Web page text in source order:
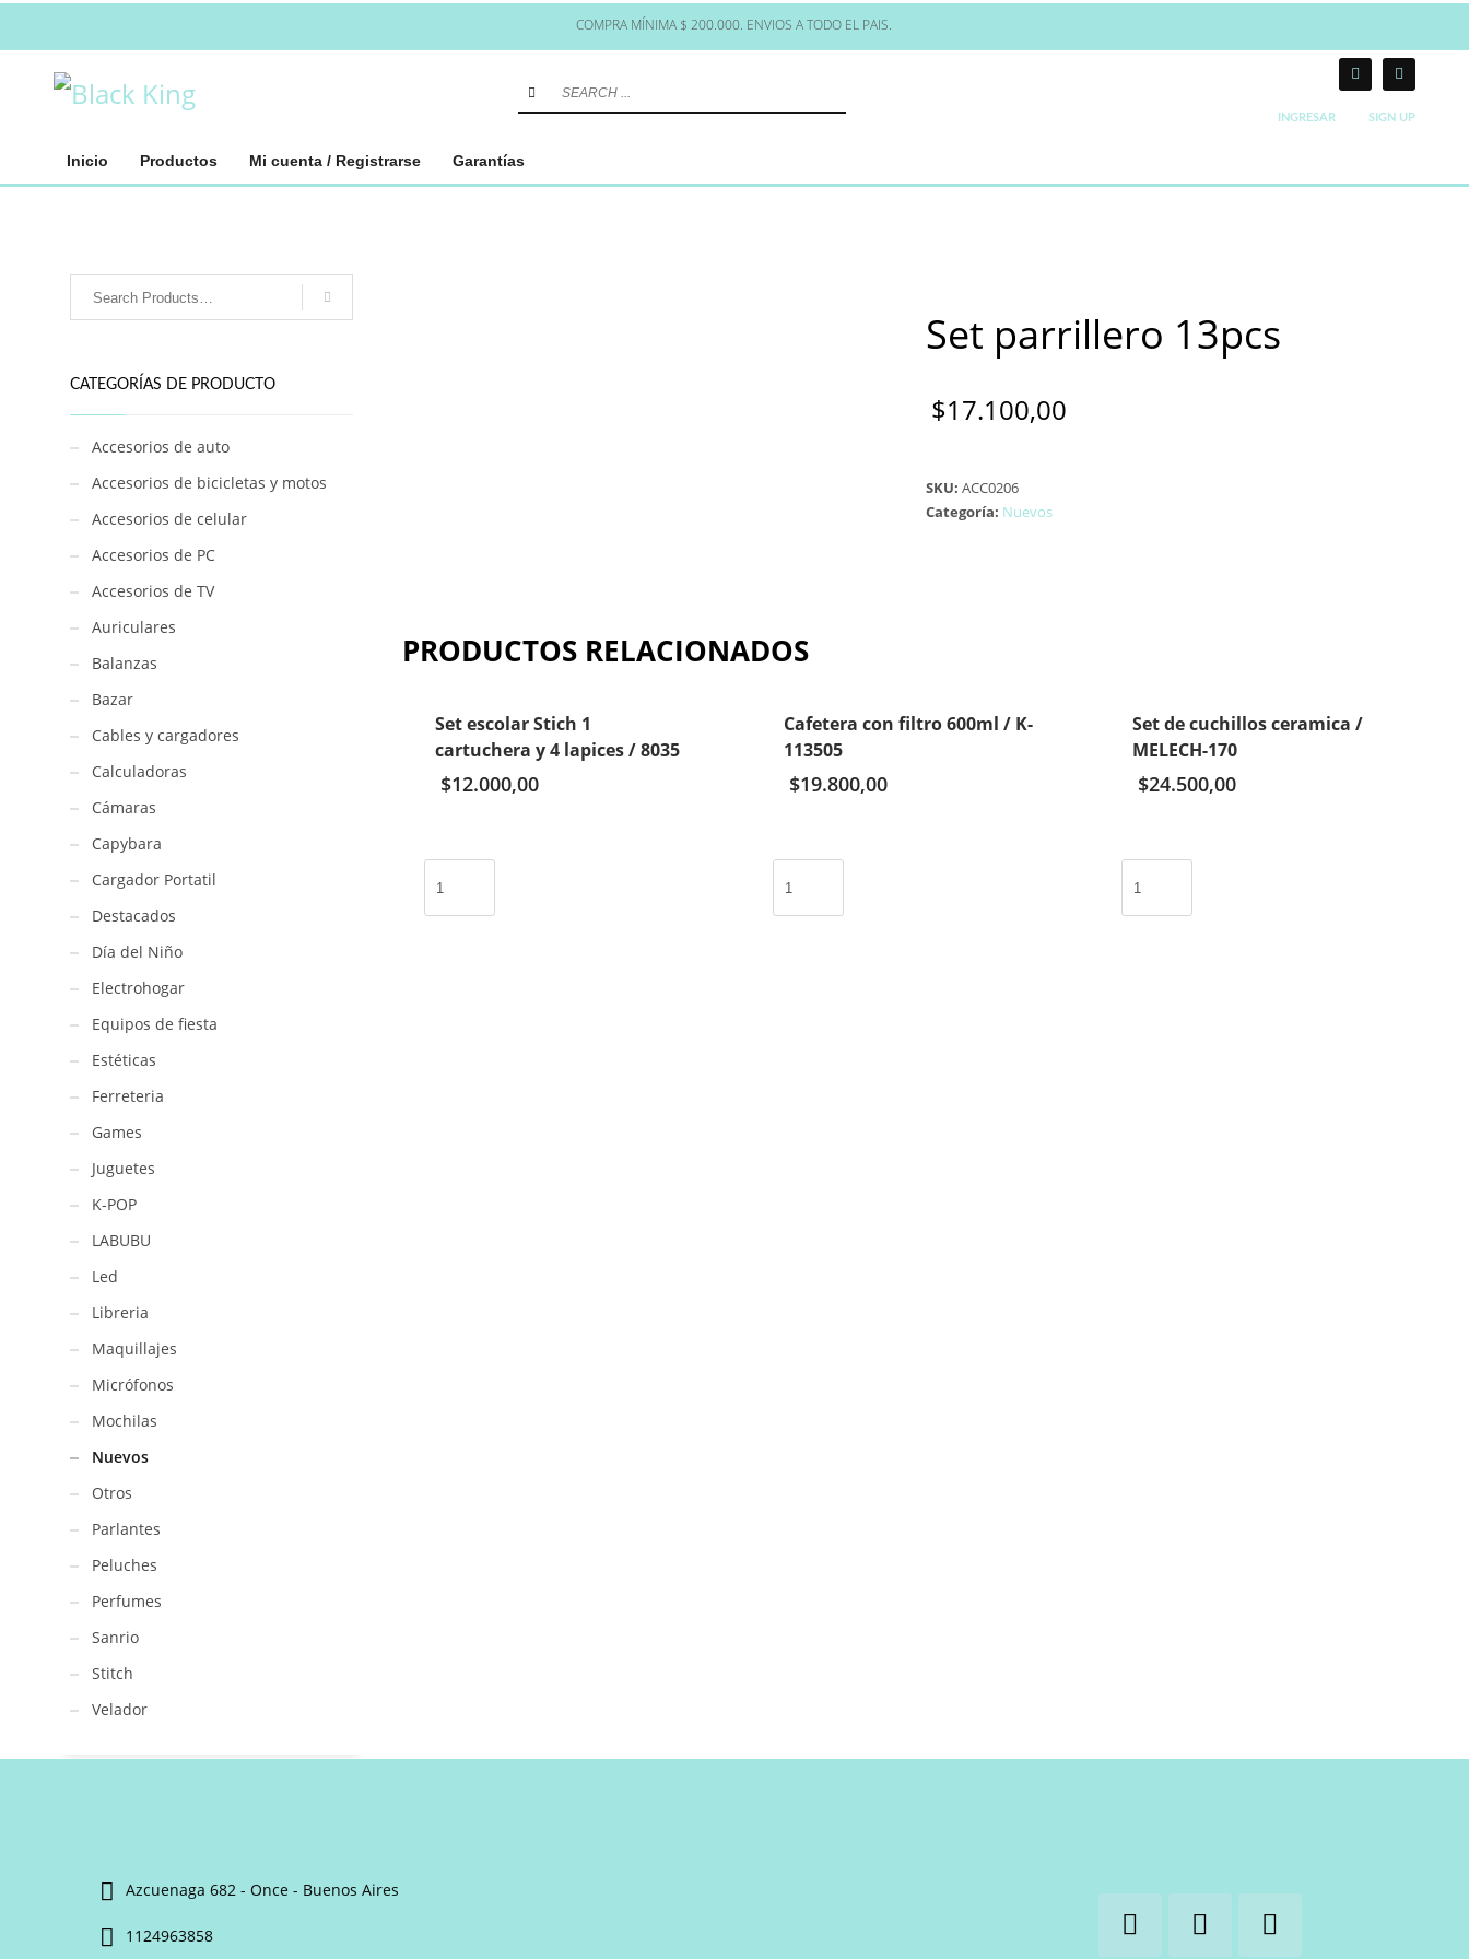
COMPRA MÍNIMA $ 200.000. ENVIOS A TODO EL PAIS.
INGRESAR SIGN UP
Inicio Productos Mi cuenta / Registrarse Garantías
Set parrillero 13pcs
$17.100,00
SKU: ACC0206
Categoría: Nuevos
PRODUCTOS RELACIONADOS
Set escolar Stich 1
cartuchera y 4 lapices / 8035
$12.000,00
escolar
Stich
Cafetera con filtro 600ml / K-
113505
$19.800,00
filtro
Set de cuchillos ceramica /
MELECH-170
$24.500,00
cuchillos
CATEGORÍAS DE PRODUCTO
Accesorios de auto
Accesorios de bicicletas y motos
Accesorios de celular
Accesorios de PC
Accesorios de TV
Auriculares
Balanzas
Bazar
Cables y cargadores
Calculadoras
Cámaras
Capybara
Cargador Portatil
Destacados
Día del Niño
Electrohogar
Equipos de fiesta
Estéticas
Ferreteria
Games
Juguetes
K-POP
LABUBU
Led
Libreria
Maquillajes
Micrófonos
Mochilas
Nuevos
Otros
Parlantes
Peluches
Perfumes
Sanrio
Stitch
Velador
Azcuenaga 682 - Once - Buenos Aires
1124963858